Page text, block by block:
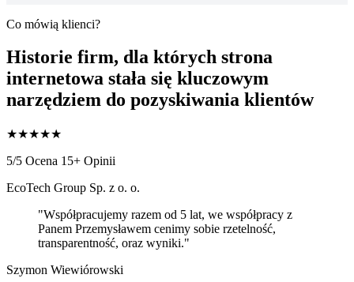
Co mówią klienci?
Historie firm, dla których strona
internetowa stała się kluczowym
narzędziem do pozyskiwania klientów
★★★★★
5/5 Ocena 15+ Opinii
EcoTech Group Sp. z o. o.
"Współpracujemy razem od 5 lat, we współpracy z
Panem Przemysławem cenimy sobie rzetelność,
transparentność, oraz wyniki."
Szymon Wiewiórowski